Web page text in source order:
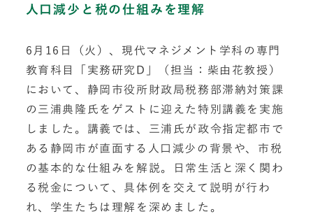
人口減少と税の仕組みを理解
6月16日（火）、現代マネジメント学科の専門
教育科目「実務研究D」（担当：柴由花教授）
において、静岡市役所財政局税務部滞納対策課
の三浦典隆氏をゲストに迎えた特別講義を実施
しました。講義では、三浦氏が政令指定都市で
ある静岡市が直面する人口減少の背景や、市税
の基本的な仕組みを解説。日常生活と深く関わ
る税金について、具体例を交えて説明が行わ
れ、学生たちは理解を深めました。